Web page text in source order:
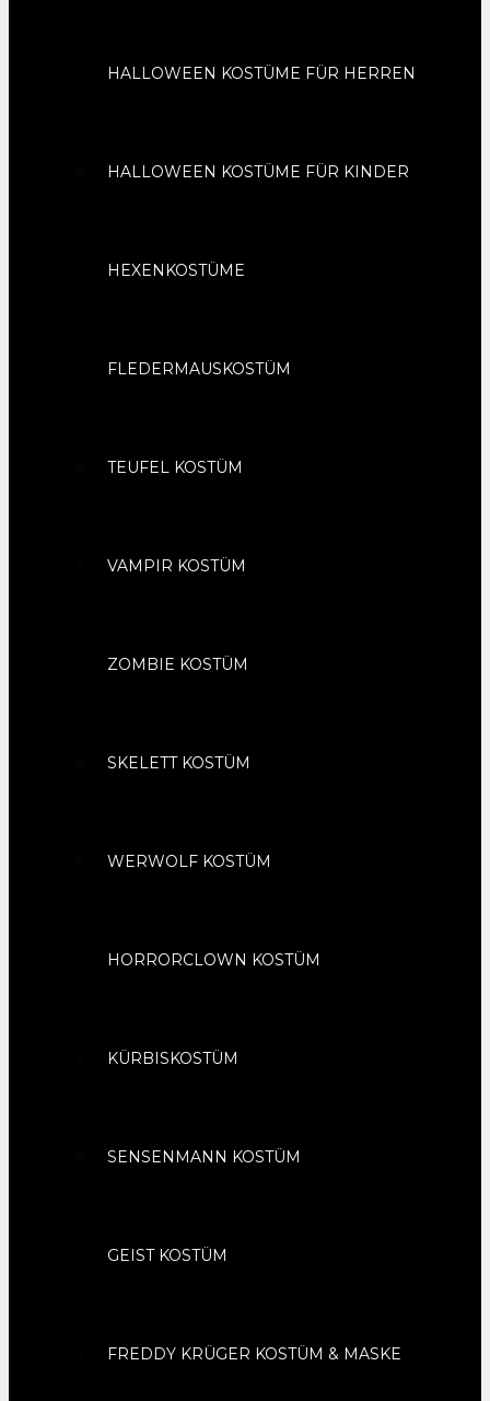
HALLOWEEN KOSTÜME FÜR HERREN
HALLOWEEN KOSTÜME FÜR KINDER
HEXENKOSTÜME
FLEDERMAUSKOSTÜM
TEUFEL KOSTÜM
VAMPIR KOSTÜM
ZOMBIE KOSTÜM
SKELETT KOSTÜM
WERWOLF KOSTÜM
HORRORCLOWN KOSTÜM
KÜRBISKOSTÜM
SENSENMANN KOSTÜM
GEIST KOSTÜM
FREDDY KRÜGER KOSTÜM & MASKE